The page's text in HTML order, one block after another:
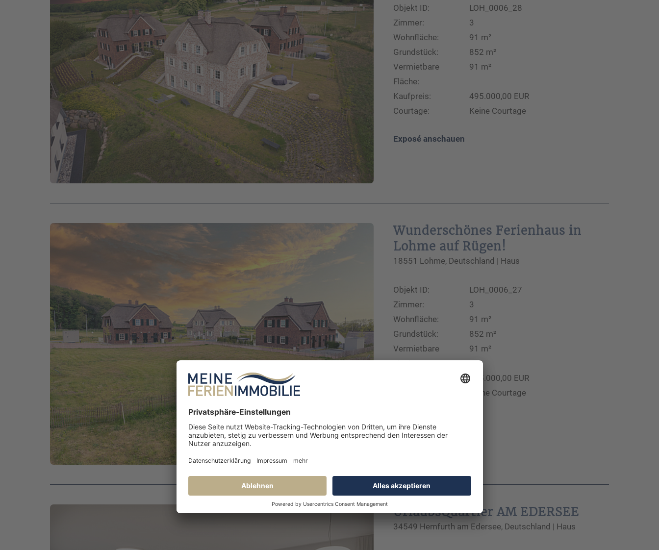
Objekt ID:
LOH_0006_28
Zimmer:
3
Wohnfläche:
91 m²
Grundstück:
852 m²
Vermietbare
Fläche:
91 m²
Kaufpreis:
495.000,00 EUR
Courtage:
Keine Courtage
Exposé anschauen
Wunderschönes Ferienhaus in
Lohme auf Rügen!
18551 Lohme, Deutschland | Haus
Objekt ID:
LOH_0006_27
Zimmer:
3
Wohnfläche:
91 m²
Grundstück:
852 m²
Vermietbare
Fläche:
91 m²
495.000,00 EUR
Keine Courtage
UrlaubsQuartier AM EDERSEE
34549 Hemfurth am Edersee, Deutschland | Haus